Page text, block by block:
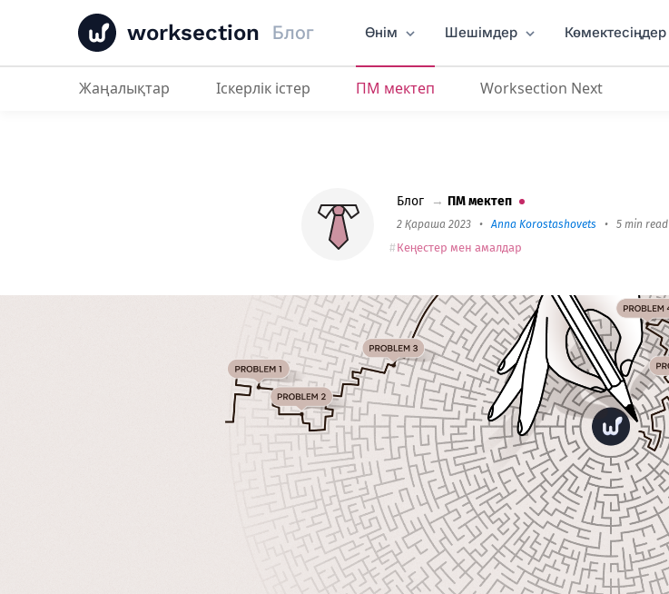
worksection Блог Өнім Шешімдер Көмектесіңдер
Жаңалықтар Іскерлік істер ПМ мектеп Worksection Next
Блог → ПМ мектеп
2 Қараша 2023 •Anna Korostashovets • 5 min read
Кеңестер мен амалдар